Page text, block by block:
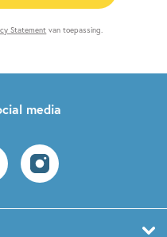
Statement van toepassing.
media